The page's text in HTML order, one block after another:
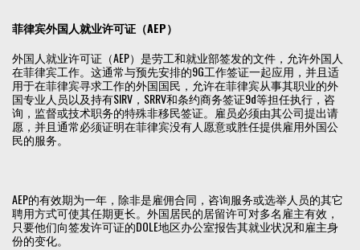
菲律宾外国人就业许可证（AEP）
外国人就业许可证（AEP）是劳工和就业部签发的文件，允许外国人
在菲律宾工作。这通常与预先安排的9G工作签证一起应用，并且适
用于在菲律宾寻求工作的外国国民，允许在菲律宾从事其职业的外
国专业人员以及持有SIRV，SRRV和条约商务签证9d等担任执行，咨
询，监督或技术职务的特殊非移民签证。雇员必须由其公司提出请
愿，并且通常必须证明在菲律宾没有人愿意或胜任提供雇用外国公
民的服务。
AEP的有效期为一年，除非是雇佣合同，咨询服务或选举人员的其它
聘用方式可使其任期更长。外国居民的居留许可对多名雇主有效，
只要他们向签发许可证的DOLE地区办公室报告其就业状况和雇主身
份的变化。